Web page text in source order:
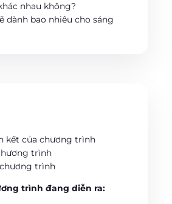
nhau không?
dành bao nhiêu cho sáng
kết của chương trình
trình
trình
trình đang diễn ra: